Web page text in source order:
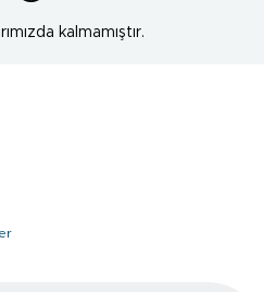
kalmamıştır.